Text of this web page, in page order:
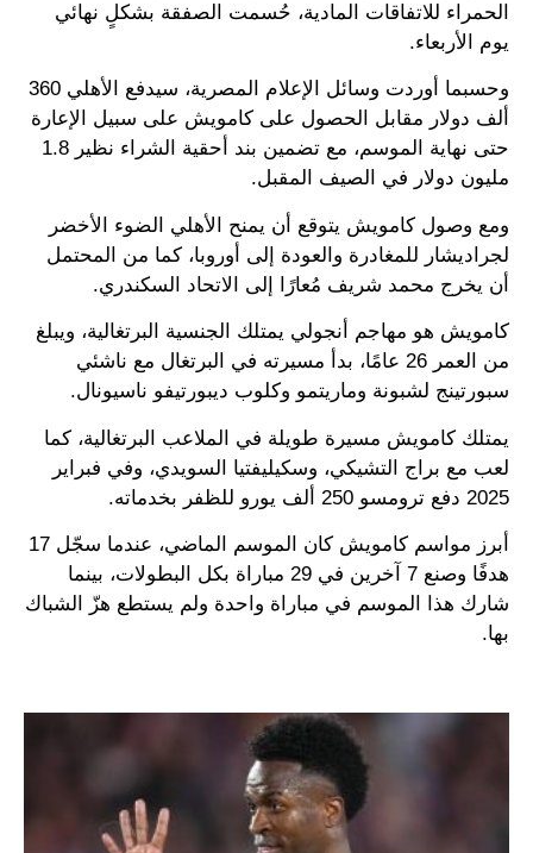
الحمراء للاتفاقات المادية، حُسمت الصفقة بشكلٍ نهائي
يوم الأربعاء.
وحسبما أوردت وسائل الإعلام المصرية، سيدفع الأهلي 360
ألف دولار مقابل الحصول على كامويش على سبيل الإعارة
حتى نهاية الموسم، مع تضمين بند أحقية الشراء نظير 1.8
مليون دولار في الصيف المقبل.
ومع وصول كامويش يتوقع أن يمنح الأهلي الضوء الأخضر
لجراديشار للمغادرة والعودة إلى أوروبا، كما من المحتمل
أن يخرج محمد شريف مُعارًا إلى الاتحاد السكندري.
كامويش هو مهاجم أنجولي يمتلك الجنسية البرتغالية، ويبلغ
من العمر 26 عامًا، بدأ مسيرته في البرتغال مع ناشئي
سبورتينج لشبونة وماريتمو وكلوب ديبورتيفو ناسيونال.
يمتلك كامويش مسيرة طويلة في الملاعب البرتغالية، كما
لعب مع براج التشيكي، وسكيليفتيا السويدي، وفي فبراير
2025 دفع ترومسو 250 ألف يورو للظفر بخدماته.
أبرز مواسم كامويش كان الموسم الماضي، عندما سجّل 17
هدفًا وصنع 7 آخرين في 29 مباراة بكل البطولات، بينما
شارك هذا الموسم في مباراة واحدة ولم يستطع هزّ الشباك
بها.